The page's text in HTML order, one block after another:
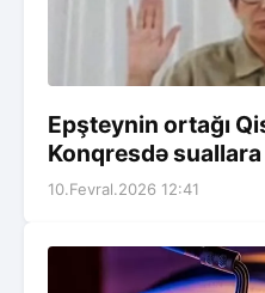
Epşteynin ortağı
Konqresdə
10.Fevral.2026 12:41